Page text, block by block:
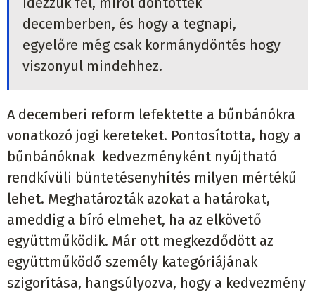
decemberben, és hogy a tegnapi,
egyelőre még csak kormánydöntés hogy
viszonyul mindehhez.
A decemberi reform lefektette a bűnbánókra
vonatkozó jogi kereteket. Pontosította, hogy a
bűnbánóknak kedvezményként nyújtható
rendkívüli büntetésenyhítés milyen mértékű
lehet. Meghatározták azokat a határokat,
ameddig a bíró elmehet, ha az elkövető
együttműködik. Már ott megkezdődött az
együttműködő személy kategóriájának
szigorítása, hangsúlyozva, hogy a kedvezmény